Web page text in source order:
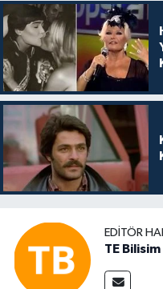
EDITÖR
TE Bilisim